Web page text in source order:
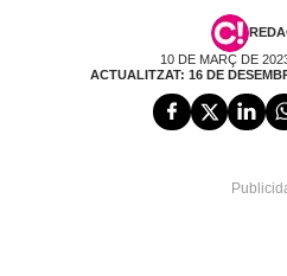
10 DE MARÇ DE
ACTUALITZAT: 16 DE